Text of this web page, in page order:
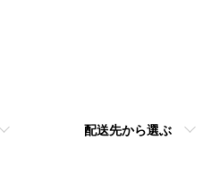
配送先から選ぶ